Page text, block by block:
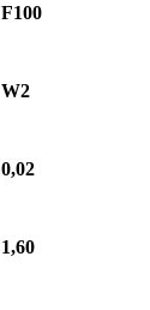
F100
W2
0,02
1,60